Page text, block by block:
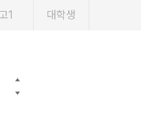
고1 대학생